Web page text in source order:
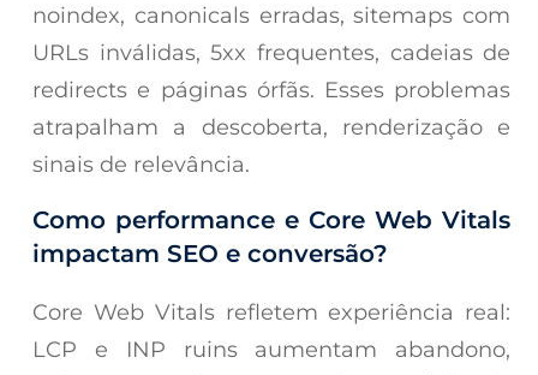
noindex, canonicals erradas, sitemaps com
URLs inválidas, 5xx frequentes, cadeias de
redirects e páginas órfãs. Esses problemas
atrapalham a descoberta, renderização e
sinais de relevância.
Como performance e Core Web Vitals
impactam SEO e conversão?
Core Web Vitals refletem experiência real:
LCP e INP ruins aumentam abandono,